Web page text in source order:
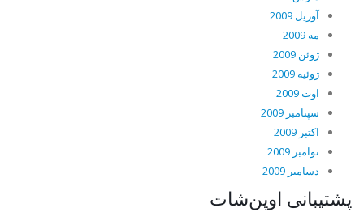
آوریل 2009
مه 2009
ژوئن 2009
ژوئیه 2009
اوت 2009
سپتامبر 2009
اکتبر 2009
نوامبر 2009
دسامبر 2009
پشتیبانی اوپن‌شات